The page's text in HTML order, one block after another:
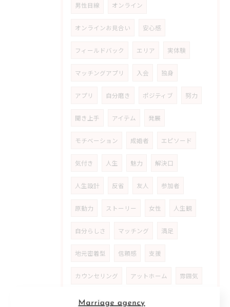
男性目線 オンライン
オンラインお見合い 安心感
フィールドバック エリア 実体験
マッチングアプリ 入会 独身
アプリ 自分磨き ポジティブ 努力
聞き上手 アイテム 発展
モチベーション 成婚者 エピソード
気付き 人生 魅力 解決口
人生設計 反省 友人 参加者
原動力 ストーリー 女性 人生観
自分らしさ マッチング 満足
地元密着型 信頼感 支援
カウンセリング アットホーム 雰囲気
安心材料